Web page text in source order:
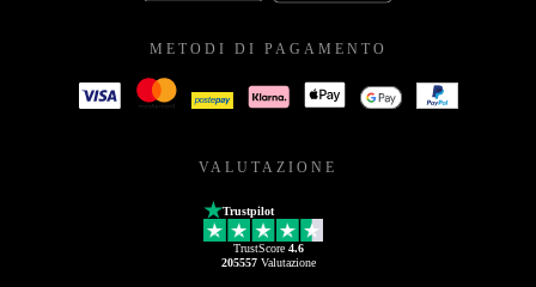
METODI DI PAGAMENTO
VALUTAZIONE
Trustpilot
TrustScore 4.6
205557Valutazione